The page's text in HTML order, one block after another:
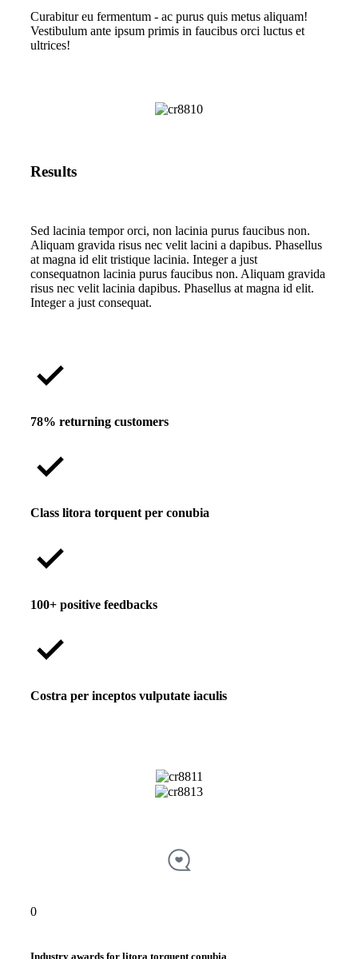
Curabitur eu fermentum - ac purus quis metus aliquam!
Vestibulum ante ipsum primis in faucibus orci luctus et
ultrices!
Results
Sed lacinia tempor orci, non lacinia purus faucibus non.
Aliquam gravida risus nec velit lacini a dapibus. Phasellus
at magna id elit tristique lacinia. Integer a just
consequatnon lacinia purus faucibus non. Aliquam gravida
risus nec velit lacinia dapibus. Phasellus at magna id elit.
Integer a just consequat.
78% returning customers
Class litora torquent per conubia
100+ positive feedbacks
Costra per inceptos vulputate iaculis
0
Industry awards for litora torquent conubia